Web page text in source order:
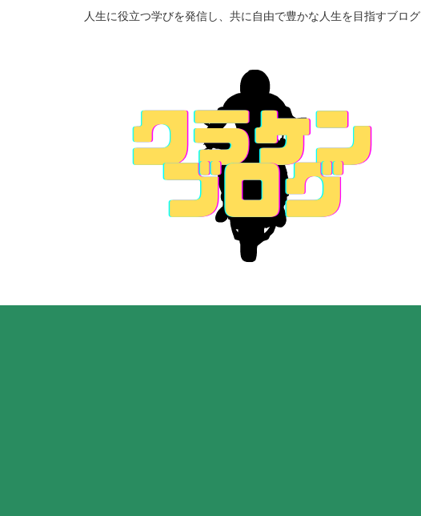
人生に役立つ学びを発信し、共に自由で豊かな人生を目指すブログ